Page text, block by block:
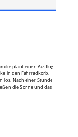
plant einen Ausflug
in den Fahrradkorb.
los. Nach einer Stunde
die Sonne und das